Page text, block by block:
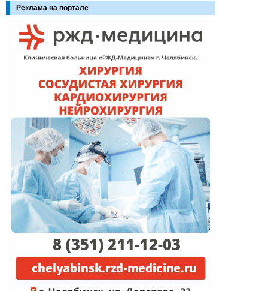
Реклама на портале